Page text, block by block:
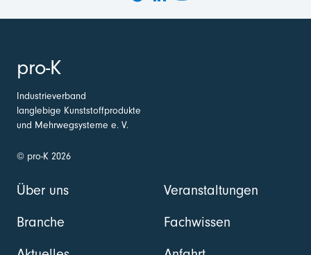
pro-K
Industrieverband
langlebige Kunststoffprodukte
und Mehrwegsysteme e. V.
© pro-K 2026
Über uns
Branche
Veranstaltungen
Fachwissen